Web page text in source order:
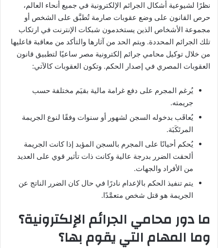
نظرًا لشيوعية أشكال الجرائم الإلكترونية في جميع أنحاء العالم،
حرص القانون على وضع عقوبات صارمة تُطبَّق على الشخص أو
مجموعة الأشخاص الذين يستخدمون شبكات الإنترنت في ارتكاب
تلك الجرائم المحددة. ويتم الحد من آثارها والتأكد من معاقبة فاعليها
من خلال توكيل محامي جرائم إلكترونية مصر ساعيًا لتطبيق قانون
العقوبات المصري في إصدار الحكم. وتكون العقوبات كالآتي:
يُرغم المجرم على دفع غرامة مالية بقيَم مختلفة حسب
جريمته.
يُعاقَب بدخوله السجن لشهور أو سنوات وفقًا لنوع الجريمة
المرتَكَبَة.
يُحكم أحيانًا على المجرم بالسجن المؤبد إذا كانت الجريمة
ألحقت الضرر بدرجة عالية وكانت ذات تأثير قوي على العديد
من الأفراد والجهات.
يتم تنفيذ الحكم بالإعدام نادرًا في حال كان الضرر الناتج عن
الجريمة هو قتل شخص متعمَّدًا.
ما دور محامي الجرائم الإلكترونية؟
وما المهام التي يقوم بها؟